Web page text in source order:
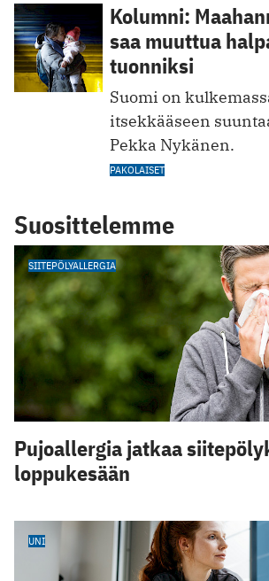
Kolumni:
saa muuttua
tuonniksi
Suomi on
itsekkääseen
Pekka Nykänen.
PAKOLAISET
Suosittelemme
SIITEPÖLYALLERGIA
Pujoallergia jatkaa
loppukesään
UNI